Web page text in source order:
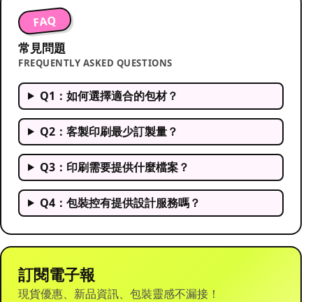
FAQ
常見問題
FREQUENTLY ASKED QUESTIONS
Q1：如何選擇適合的包材？
Q2：客製印刷最少訂製量？
Q3：印刷需要提供什麼檔案？
Q4：包裝控有提供設計服務嗎？
訂閱電子報
現貨優惠、新品資訊、包裝靈感不漏接！